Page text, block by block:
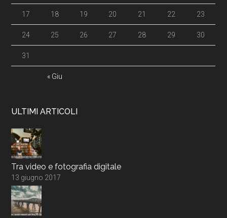
« Giu
17 18 19 20 21 22 23
24 25 26 27 28 29 30
31
ULTIMI ARTICOLI
Tra video e fotografia digitale
13 giugno 2017